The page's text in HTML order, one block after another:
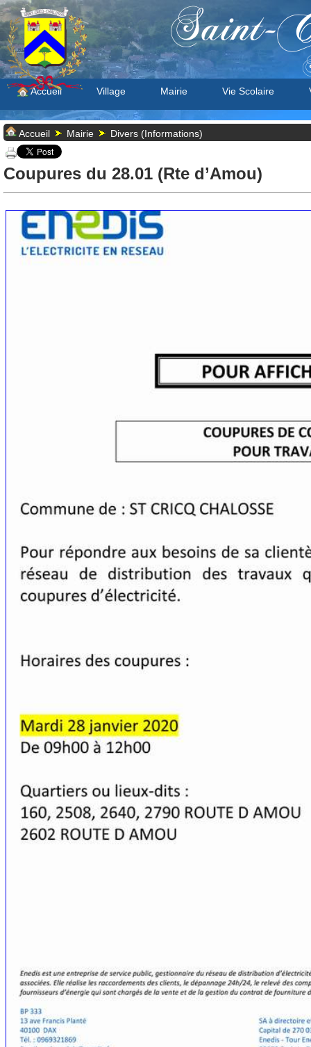
Saint-
Accueil Village Mairie Vie Scolaire
Accueil Mairie Divers (Informations)
Coupures du 28.01 (Rte d’Amou)